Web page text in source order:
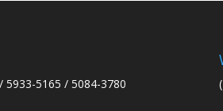
5933-5165 / 5084-3780